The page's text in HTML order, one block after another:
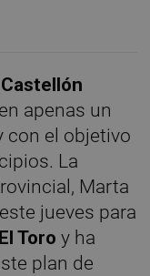
en apenas un
con el objetivo
La
Marta
jueves para
El Toro y ha
plan de